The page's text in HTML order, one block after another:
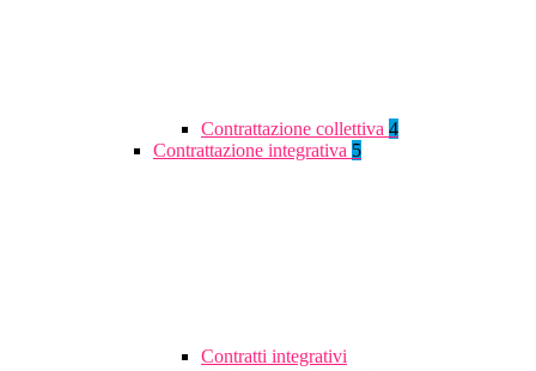
Contrattazione collettiva 4
Contrattazione integrativa 5
Contratti integrativi